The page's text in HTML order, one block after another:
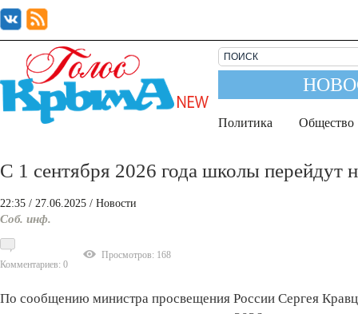
Политика Общество
С 1 сентября 2026 года школы перейдут
22:35 / 27.06.2025 / Новости
Соб. инф.
Комментариев: 0
Просмотров: 168
По сообщению министра просвещения России Сергея